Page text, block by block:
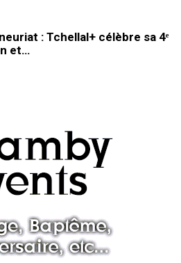
: Tchellal+ célèbre sa 4ᵉ
et…